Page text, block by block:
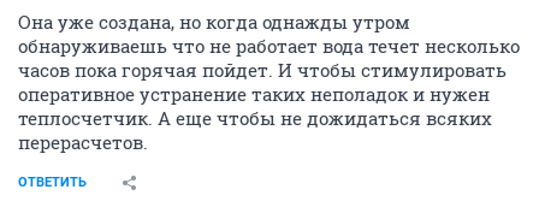
Она уже создана, но когда однажды утром
обнаруживаешь что не работает вода течет несколько
часов пока горячая пойдет. И чтобы стимулировать
оперативное устранение таких неполадок и нужен
теплосчетчик. А еще чтобы не дожидаться всяких
перерасчетов.
ОТВЕТИТЬ